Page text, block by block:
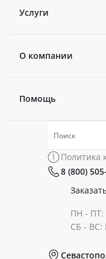
Услуги
О компании
Новости
Политика
Помощь
Коллекции
Политика
8 (800)
ПН - ПТ:
СБ - ВС: